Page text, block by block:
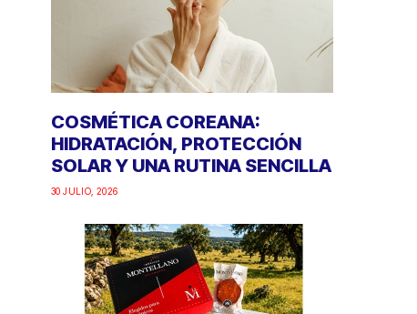
COSMÉTICA COREANA:
HIDRATACIÓN, PROTECCIÓN
SOLAR Y UNA RUTINA SENCILLA
30 JULIO, 2026